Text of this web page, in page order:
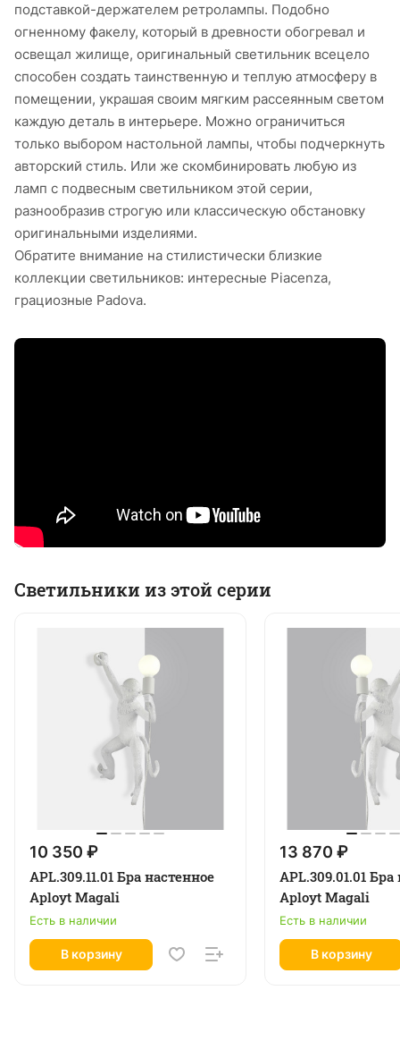
подставкой-держателем ретролампы. Подобно
огненному факелу, который в древности обогревал и
освещал жилище, оригинальный светильник всецело
способен создать таинственную и теплую атмосферу в
помещении, украшая своим мягким рассеянным светом
каждую деталь в интерьере. Можно ограничиться
только выбором настольной лампы, чтобы подчеркнуть
авторский стиль. Или же скомбинировать любую из
ламп с подвесным светильником этой серии,
разнообразив строгую или классическую обстановку
оригинальными изделиями.
Обратите внимание на стилистически близкие
коллекции светильников: интересные Piacenza,
грациозные Padova.
Светильники из этой серии
10 350 ₽
APL.309.11.01 Бра настенное
Aployt Magali
Есть в наличии
В корзину
13 870 ₽
APL.309.01.01
Aployt Magali
Есть в наличии
В корзину